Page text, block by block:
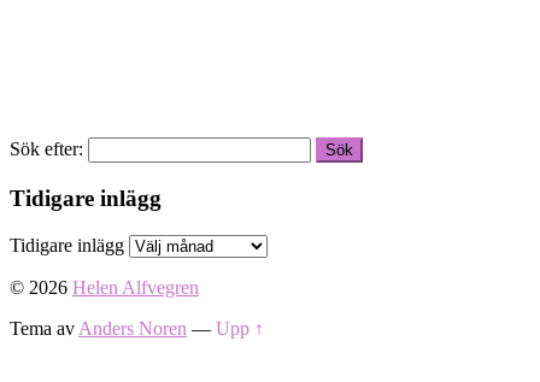
Sök efter:
Tidigare inlägg
Tidigare inlägg
© 2026 Helen Alfvegren
Tema av Anders Noren — Upp ↑